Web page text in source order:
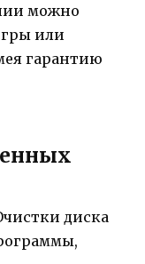
можно
или
гарантию
диска